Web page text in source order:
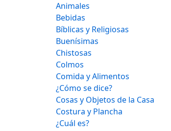
Animales
Bebidas
Bíblicas y Religiosas
Buenísimas
Chistosas
Colmos
Comida y Alimentos
¿Cómo se dice?
Cosas y Objetos de la Casa
Costura y Plancha
¿Cuál es?